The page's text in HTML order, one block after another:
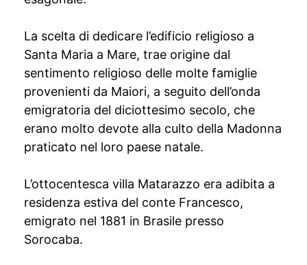
La scelta di dedicare l’edificio religioso a
Santa Maria a Mare, trae origine dal
sentimento religioso delle molte famiglie
provenienti da Maiori, a seguito dell’onda
emigratoria del diciottesimo secolo, che
erano molto devote alla culto della Madonna
praticato nel loro paese natale.
L’ottocentesca villa Matarazzo era adibita a
residenza estiva del conte Francesco,
emigrato nel 1881 in Brasile presso
Sorocaba.